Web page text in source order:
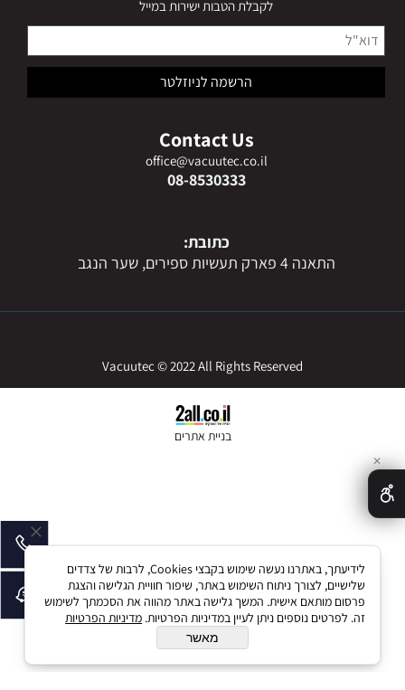
לקבלת הטבות ישירות במייל
Contact Us
office@vacuutec.co.il
08-8530333
כתובת:
התאנה 4 פארק תעשיות ספירים, שער הנגב
Vacuutec © 2022 All Rights Reserved
בניית אתרים
✕
לידיעתך, באתרנו נעשה שימוש בקבצי Cookies, לרבות של צדדים
שלישיים, לצורך ניתוח השימוש באתר, שיפור חוויית הגלישה והצגת
פרסום מותאם אישית. המשך גלישה באתר מהווה את הסכמתך לשימוש
זה. לפרטים נוספים ניתן לעיין במדיניות הפרטיות. מדיניות הפרטיות
מאשר